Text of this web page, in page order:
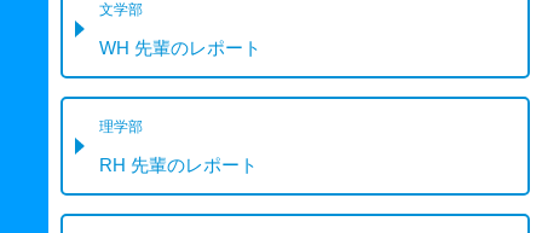
文学部
WH 先輩のレポート
理学部
RH 先輩のレポート